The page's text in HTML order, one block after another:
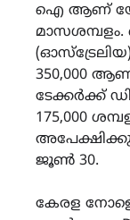
ഐ ആണ്
മാസശമ്പളം.
350,000
ടേക്കർക്ക്
175,000
ജൂൺ 30.
കേരള